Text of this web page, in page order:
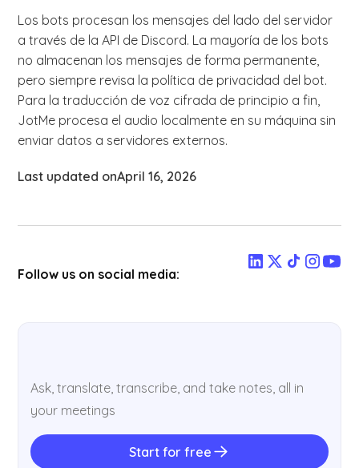
Los bots procesan los mensajes del lado del servidor
a través de la API de Discord. La mayoría de los bots
no almacenan los mensajes de forma permanente,
pero siempre revisa la política de privacidad del bot.
Para la traducción de voz cifrada de principio a fin,
JotMe procesa el audio localmente en su máquina sin
enviar datos a servidores externos.
Last updated onApril 16, 2026
Follow us on social media:
Ask, translate, transcribe, and take notes, all in
your meetings
Start for free